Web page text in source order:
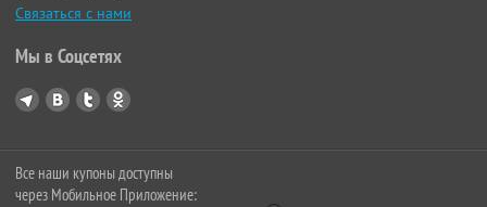
Связаться с нами
Мы в Соцсетях
Все наши купоны доступны
через Мобильное Приложение: